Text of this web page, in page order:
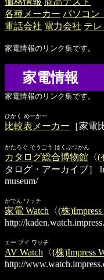
各種メーカー パソコン
電話会社 電力会社 テ
家電情報のリンク集です。
家電情報
家電情報のリンク集です。
ひかく めーかー
比較表メーカー ［家電
かたろぐ そうごう はくぶつかん
カタログ総合博物館 〈(
タログ・アーカイブ］
museum/
かでん ワッチ
家電 Watch 〈(株)Impress
http://
エー ブイ ワッチ
AV Watch 〈(株)Impress
http://